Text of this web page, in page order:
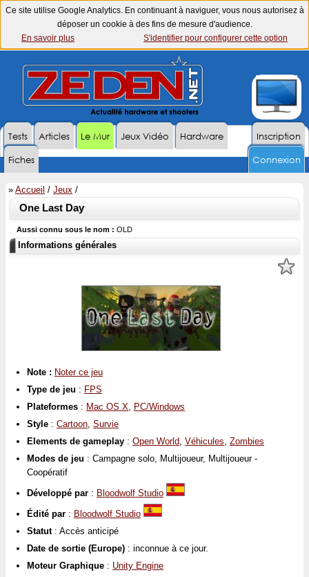
Ce site utilise Google Analytics. En continuant à naviguer, vous nous autorisez à
déposer un cookie à des fins de mesure d'audience.
En savoir plus
S'identifier pour configurer cette option
Inscription
Tests Articles Le Mur Jeux Vidéo
Hardware
Fiches
Connexion
» Accueil / Jeux /
One Last Day
Aussi connu sous le nom : OLD
Informations générales
Note : Noter ce jeu
Type de jeu : FPS
Plateformes : Mac OS X, PC/Windows
Style : Cartoon, Survie
Elements de gameplay : Open World, Véhicules, Zombies
Modes de jeu : Campagne solo, Multijoueur, Multijoueur -
Coopératif
Développé par : Bloodwolf Studio
Édité par : Bloodwolf Studio
Statut: Accès anticipé
Date de sortie (Europe) : inconnue à ce jour.
Moteur Graphique : Unity Engine